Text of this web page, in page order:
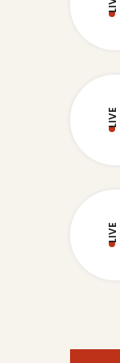
LIVE
LIVE